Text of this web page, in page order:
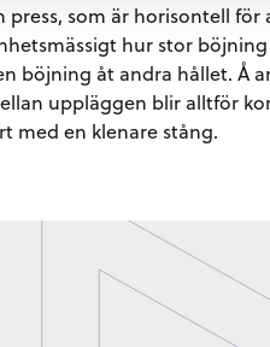
som är horisontell för
hur stor
böjning åt andra hållet. Å
uppläggen blir alltför
med en klenare stång.